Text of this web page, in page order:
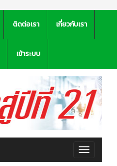
ติดต่อเรา เกี่ยวกับเรา
เข้าระบบ
Toggle
navigation